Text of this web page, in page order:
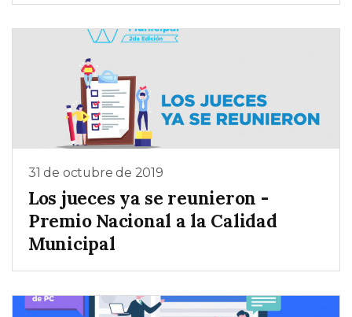
31 de octubre de 2019
Los jueces ya se reunieron -
Premio Nacional a la Calidad
Municipal